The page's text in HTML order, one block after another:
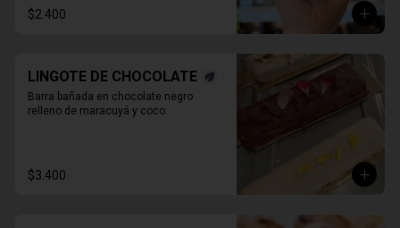
$2.400
LINGOTE DE CHOCOLATE
Barra bañada en chocolate negro
relleno de maracuyá y coco.
$3.400